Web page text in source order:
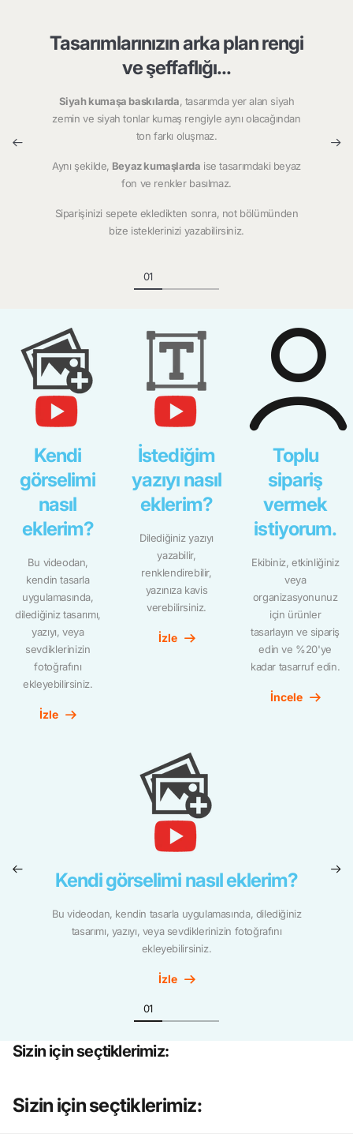
Tasarımlarınızın arka plan rengi
ve şeffaflığı...
Siyah kumaşa baskılarda, tasarımda yer alan siyah
zemin ve siyah tonlar kumaş rengiyle aynı olacağından
ton farkı oluşmaz.
Aynı şekilde, Beyaz kumaşlarda ise tasarımdaki beyaz
fon ve renkler basılmaz.
Siparişinizi sepete ekledikten sonra, not bölümünden
bize isteklerinizi yazabilirsiniz.
Kendi
görselimi
nasıl
eklerim?
Bu videodan,
kendin tasarla
uygulamasında,
dilediğiniz tasarımı,
yazıyı, veya
sevdiklerinizin
fotoğrafını
ekleyebilirsiniz.
İzle
İstediğim
yazıyı nasıl
eklerim?
Dilediğiniz yazıyı
yazabilir,
renklendirebilir,
yazınıza kavis
verebilirsiniz.
İzle
Toplu
sipariş
vermek
istiyorum.
Ekibiniz, etkinliğiniz
veya
organizasyonunuz
için ürünler
tasarlayın ve sipariş
edin ve %20'ye
kadar tasarruf edin.
İncele
Kendi görselimi nasıl eklerim?
Bu videodan, kendin tasarla uygulamasında, dilediğiniz
tasarımı, yazıyı, veya sevdiklerinizin fotoğrafını
ekleyebilirsiniz.
İzle
Sizin için seçtiklerimiz:
Sizin için seçtiklerimiz: